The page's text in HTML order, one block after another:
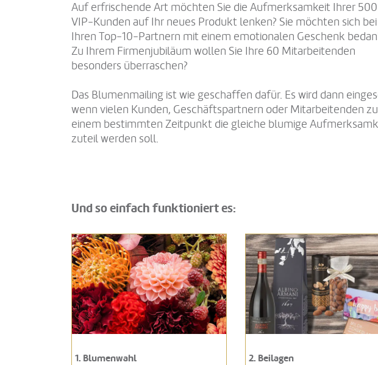
Auf erfrischende Art möchten Sie die Aufmerksamkeit Ihrer 500
VIP-Kunden auf Ihr neues Produkt lenken? Sie möchten sich bei
Ihren Top-10-Partnern mit einem emotionalen Geschenk
Zu Ihrem Firmenjubiläum wollen Sie Ihre 60 Mitarbeitenden
besonders überraschen?
Das Blumenmailing ist wie geschaffen dafür. Es wird dann
wenn vielen Kunden, Geschäftspartnern oder Mitarbeitenden zu
einem bestimmten Zeitpunkt die gleiche blumige
zuteil werden soll.
Und so einfach funktioniert es:
1. Blumenwahl 2. Beilagen